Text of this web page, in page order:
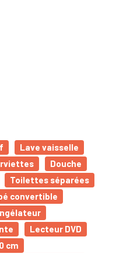
Lave vaisselle
Douche
Toilettes séparées
convertible
Lecteur DVD
cm